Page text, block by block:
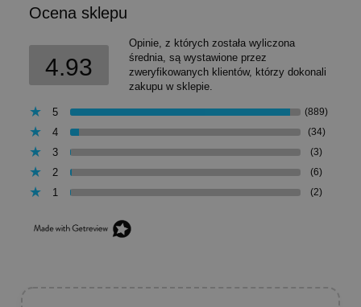
Ocena sklepu
4.93
Opinie, z których została wyliczona
średnia, są wystawione przez
zweryfikowanych klientów, którzy dokonali
zakupu w sklepie.
5 (889)
4 (34)
3 (3)
2 (6)
1 (2)